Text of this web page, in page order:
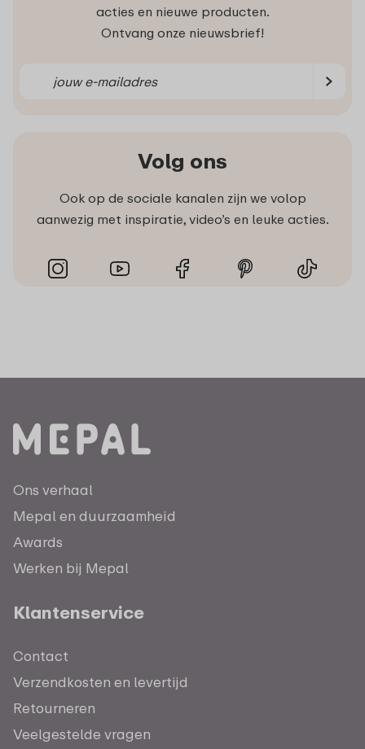
acties en nieuwe producten.
Ontvang onze nieuwsbrief!
Volg ons
Ook op de sociale kanalen zijn we volop
aanwezig met inspiratie, video’s en leuke acties.
Ons verhaal
Mepal en duurzaamheid
Awards
Werken bij Mepal
Klantenservice
Contact
Verzendkosten en levertijd
Retourneren
Veelgestelde vragen